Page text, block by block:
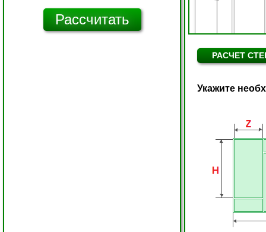
РАСЧЕТ
Укажите